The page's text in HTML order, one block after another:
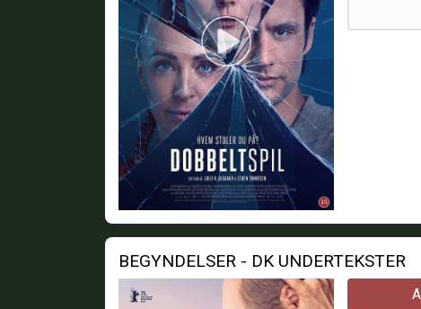
BEGYNDELSER - DK UNDERTEKSTER